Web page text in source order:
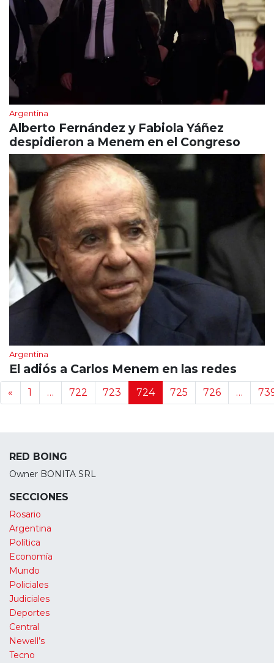
Argentina
Alberto Fernández y Fabiola Yáñez
despidieron a Menem en el Congreso
Argentina
El adiós a Carlos Menem en las redes
Navegación de noticias
« 1 … 722 723 724 725 726 …
RED BOING
Owner BONITA SRL
SECCIONES
Rosario
Argentina
Política
Economía
Mundo
Policiales
Judiciales
Deportes
Central
Newell’s
Tecno